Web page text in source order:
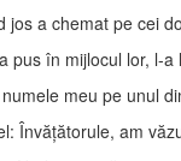
jos a chemat pe cei
pus în mijlocul lor, l-
meu pe unul
Învăţătorule, am